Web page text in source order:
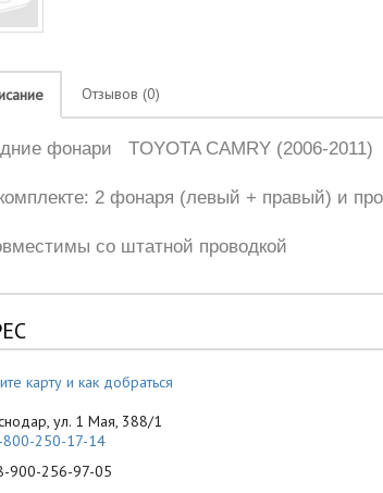
Отзывов (0)
фонари TOYOTA CAMRY (2006-2011)
2 фонаря (левый + правый) и
со штатной проводкой
карту и как добраться
ул. 1 Мая, 388/1
250-17-14
256-97-05